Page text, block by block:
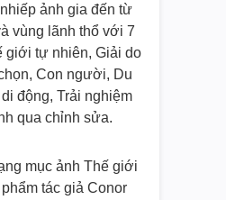
ảnh gia đến từ
vùng lãnh thổ với 7
giới tự nhiên, Giải do
Con người, Du
động, Trải nghiệm
qua chỉnh sửa.
mục ảnh Thế giới
tác giả Conor